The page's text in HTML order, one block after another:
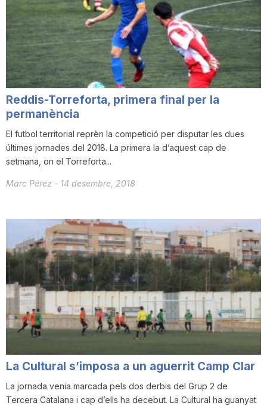
Reddis-Torreforta, primera final per la
permanència
El futbol territorial reprèn la competició per disputar les dues
últimes jornades del 2018. La primera la d’aquest cap de
setmana, on el Torreforta...
Marc Pérez - 14 desembre, 2018
La Cultural s’imposa a un aguerrit Camp Clar
La jornada venia marcada pels dos derbis del Grup 2 de
Tercera Catalana i cap d’ells ha decebut. La Cultural ha guanyat